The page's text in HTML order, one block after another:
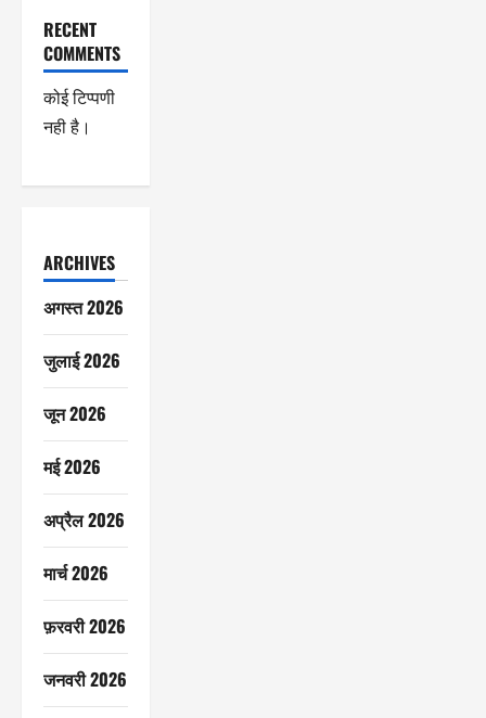
RECENT
COMMENTS
कोई टिप्पणी
नही है।
ARCHIVES
अगस्त 2026
जुलाई 2026
जून 2026
मई 2026
अप्रैल 2026
मार्च 2026
फ़रवरी 2026
जनवरी 2026